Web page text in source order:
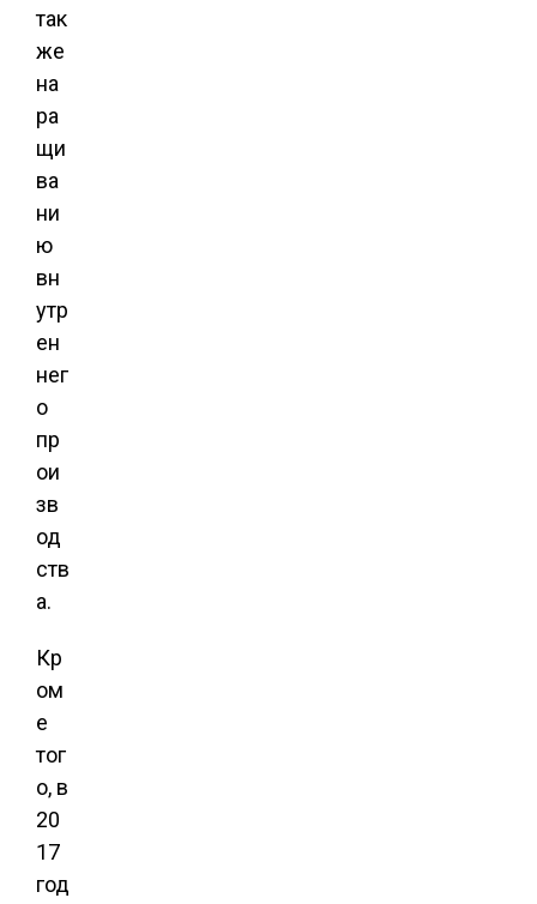
так
же
на
ра
щи
ва
ни
ю
вн
утр
ен
нег
о
пр
ои
зв
од
ств
а.
Кр
ом
е
тог
о, в
20
17
год